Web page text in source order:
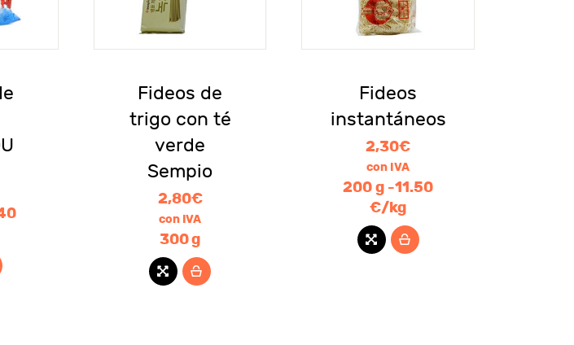
Fideos de
trigo con té
verde
Sempio
2,80€
con IVA
300 g
Fideos
instantáneos
2,30€
con IVA
200 g -11.50
€/kg